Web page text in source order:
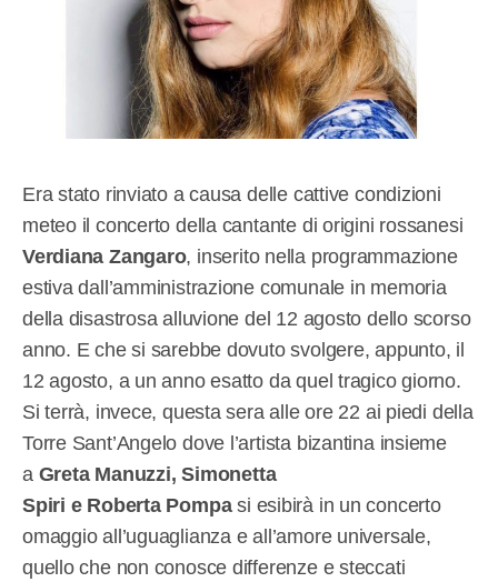
Era stato rinviato a causa delle cattive condizioni
meteo il concerto della cantante di origini rossanesi
Verdiana Zangaro, inserito nella programmazione
estiva dall’amministrazione comunale in memoria
della disastrosa alluvione del 12 agosto dello scorso
anno. E che si sarebbe dovuto svolgere, appunto, il
12 agosto, a un anno esatto da quel tragico giorno.
Si terrà, invece, questa sera alle ore 22 ai piedi della
Torre Sant’Angelo dove l’artista bizantina insieme
a Greta Manuzzi, Simonetta
Spiri e Roberta Pompasi esibirà in un concerto
omaggio all’uguaglianza e all’amore universale,
quello che non conosce differenze e steccati